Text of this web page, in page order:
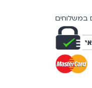
במשלוחים